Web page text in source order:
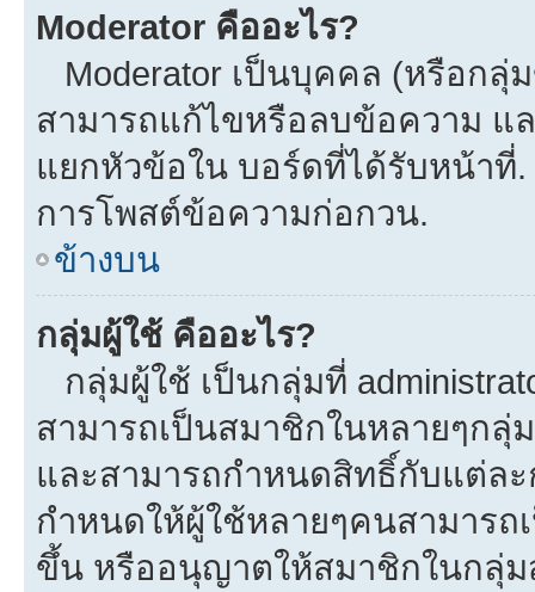
Moderator คืออะไร?
Moderator เป็นบุคคล (หรือก
สามารถแก้ไขหรือลบข้อความ แ
แยกหัวข้อใน บอร์ดที่ได้รับหน้าที่.
การโพสต์ข้อความก่อกวน.
ข้างบน
กลุ่มผู้ใช้ คืออะไร?
กลุ่มผู้ใช้ เป็นกลุ่มที่
สามารถเป็นสมาชิกในหลายๆก
และสามารถกำหนดสิทธิ์กับแต่ละ
กำหนดให้ผู้ใช้หลายๆคนสามารถ
ขึ้น หรืออนุญาตให้สมาชิกในกลุ่ม